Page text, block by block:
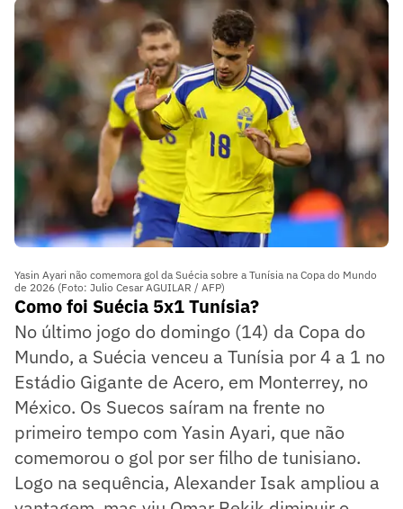
Yasin Ayari não comemora gol da Suécia sobre a Tunísia na Copa do Mundo
de 2026 (Foto: Julio Cesar AGUILAR / AFP)
Como foi Suécia 5x1 Tunísia?
No último jogo do domingo (14) da Copa do
Mundo, a Suécia venceu a Tunísia por 4 a 1 no
Estádio Gigante de Acero, em Monterrey, no
México. Os Suecos saíram na frente no
primeiro tempo com Yasin Ayari, que não
comemorou o gol por ser filho de tunisiano.
Logo na sequência, Alexander Isak ampliou a